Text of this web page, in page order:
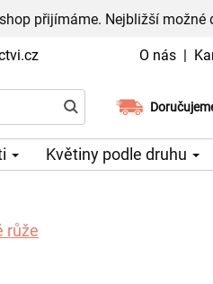
přijímáme. Nejbližší
O nás |
Možný
Květiny podle druhu
růže